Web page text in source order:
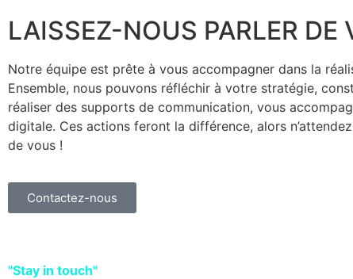
LAISSEZ-NOUS PARLER DE
Notre équipe est prête à vous accompagner dans la
Ensemble, nous pouvons réfléchir à votre stratégie,
réaliser des supports de communication, vous
digitale. Ces actions feront la différence, alors
de vous !
Contactez-nous
"Stay in touch"